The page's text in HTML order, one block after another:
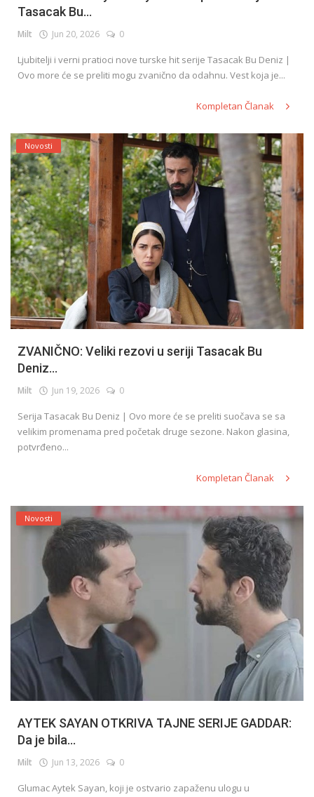
Tasacak Bu...
Milt Jun 20, 2026 0
Ljubitelji i verni pratioci nove turske hit serije Tasacak Bu Deniz |
Ovo more će se preliti mogu zvanično da odahnu. Vest koja je...
Kompletan Članak
Novosti
ZVANIČNO: Veliki rezovi u seriji Tasacak Bu
Deniz...
Milt Jun 19, 2026 0
Serija Tasacak Bu Deniz | Ovo more će se preliti suočava se sa
velikim promenama pred početak druge sezone. Nakon glasina,
potvrđeno...
Kompletan Članak
Novosti
AYTEK SAYAN OTKRIVA TAJNE SERIJE GADDAR:
Da je bila...
Milt Jun 13, 2026 0
Glumac Aytek Sayan, koji je ostvario zapaženu ulogu u